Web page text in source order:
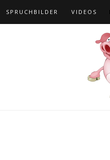
SPRUCHBILDER VIDEOS